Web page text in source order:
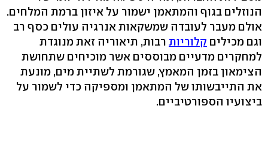
הנוזלים בגוף והמתאמן ישמור על איזון ברמת המלחים.
אולם מעבר לעובדה שמשקאות אנרגיה עולים כסף רב
וגם מכילים קלוריות רבות, תיאוריה זאת מנוגדת
למחקרים מדעיים מבוססים אשר מוכיחים שתחושת
הצימאון בזמן המאמץ, שגורמת לשתיית מים, מונעת
את התייבשותו של המתאמן ומספיקה כדי לשמור על
ביצועיו הספורטיביים.